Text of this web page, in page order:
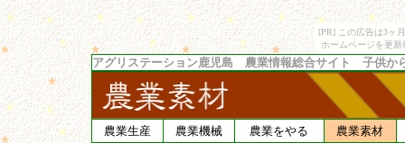
[PR] この広告は3ヶ
ホームページを更
アグリステーション鹿児島 農業情報総合サイト 子供か
農業生産 農業機械 農業をやる
農業素材